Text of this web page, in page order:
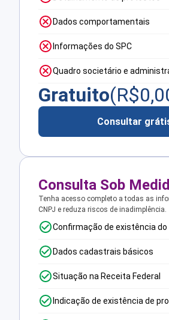
Dados comportamentais
Informações do SPC
Quadro societário e
Gratuito(R$
Consultar
Consulta Sob
Tenha acesso completo a todas as
CNPJ e reduza riscos de inadimplência.
Confirmação de existência do
Dados cadastrais básicos
Situação na Receita Federal
Indicação de existência de